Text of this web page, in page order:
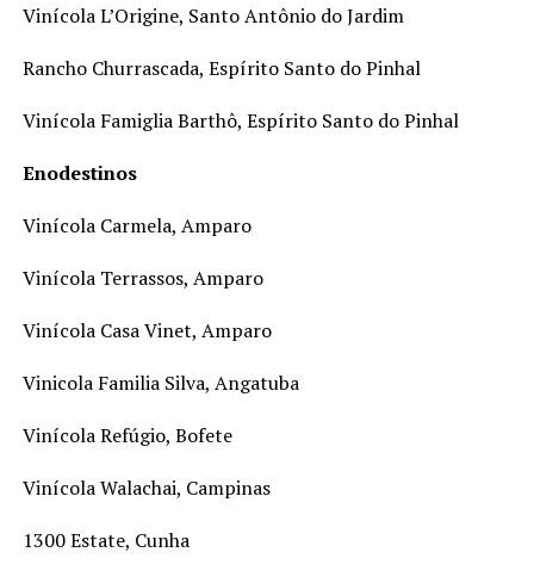
Vinícola L’Origine, Santo Antônio do Jardim
Rancho Churrascada, Espírito Santo do Pinhal
Vinícola Famiglia Barthô, Espírito Santo do Pinhal
Enodestinos
Vinícola Carmela, Amparo
Vinícola Terrassos, Amparo
Vinícola Casa Vinet, Amparo
Vinicola Familia Silva, Angatuba
Vinícola Refúgio, Bofete
Vinícola Walachai, Campinas
1300 Estate, Cunha